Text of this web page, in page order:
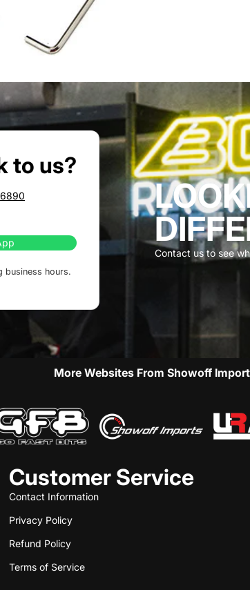
to us?
business hours.
Contact us to see
More Websites From Showoff
Customer Service
Contact Information
Privacy Policy
Refund Policy
Terms of Service